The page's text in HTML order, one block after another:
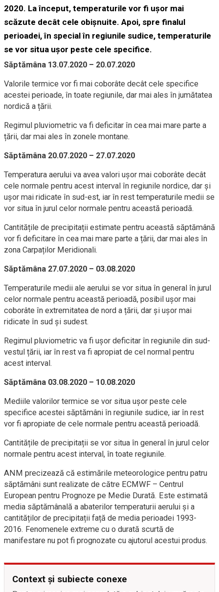
2020. La început, temperaturile vor fi ușor mai
scăzute decât cele obișnuite. Apoi, spre finalul
perioadei, în special în regiunile sudice, temperaturile
se vor situa ușor peste cele specifice.
Săptămâna 13.07.2020 – 20.07.2020
Valorile termice vor fi mai coborâte decât cele specifice
acestei perioade, în toate regiunile, dar mai ales în jumătatea
nordică a țării.
Regimul pluviometric va fi deficitar în cea mai mare parte a
țării, dar mai ales în zonele montane.
Săptămâna 20.07.2020 – 27.07.2020
Temperatura aerului va avea valori ușor mai coborâte decât
cele normale pentru acest interval în regiunile nordice, dar și
ușor mai ridicate în sud-est, iar în rest temperaturile medii se
vor situa în jurul celor normale pentru această perioadă.
Cantitățile de precipitații estimate pentru această săptămână
vor fi deficitare în cea mai mare parte a țării, dar mai ales în
zona Carpaților Meridionali.
Săptămâna 27.07.2020 – 03.08.2020
Temperaturile medii ale aerului se vor situa în general în jurul
celor normale pentru această perioadă, posibil ușor mai
coborâte în extremitatea de nord a țării, dar și ușor mai
ridicate în sud și sudest.
Regimul pluviometric va fi ușor deficitar în regiunile din sud-
vestul țării, iar în rest va fi apropiat de cel normal pentru
acest interval.
Săptămâna 03.08.2020 – 10.08.2020
Mediile valorilor termice se vor situa ușor peste cele
specifice acestei săptămâni în regiunile sudice, iar în rest
vor fi apropiate de cele normale pentru această perioadă.
Cantitățile de precipitații se vor situa în general în jurul celor
normale pentru acest interval, în toate regiunile.
ANM precizează că estimările meteorologice pentru patru
săptămâni sunt realizate de către ECMWF – Centrul
European pentru Prognoze pe Medie Durată. Este estimată
media săptămânală a abaterilor temperaturii aerului și a
cantităților de precipitații față de media perioadei 1993-
2016. Fenomenele extreme cu o durată scurtă de
manifestare nu pot fi prognozate cu ajutorul acestui produs.
Context și subiecte conexe